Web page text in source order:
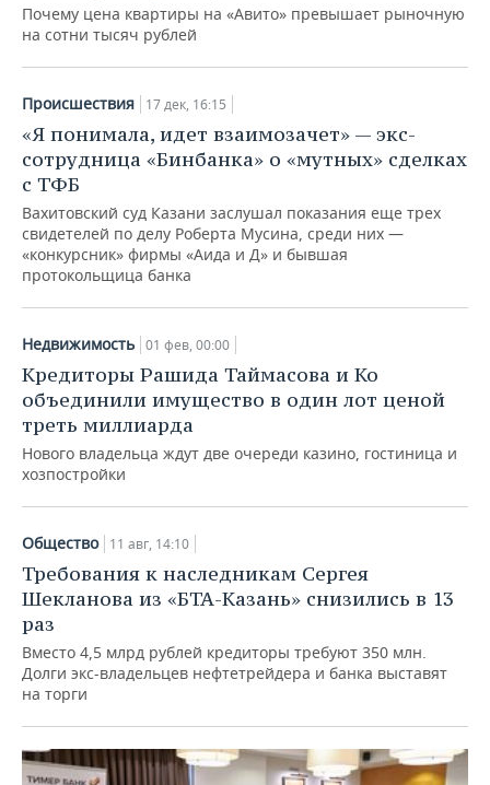
Почему цена квартиры на «Авито» превышает рыночную
на сотни тысяч рублей
Происшествия 17 дек, 16:15
«Я понимала, идет взаимозачет» — экс-
сотрудница «Бинбанка» о «мутных» сделках
с ТФБ
Вахитовский суд Казани заслушал показания еще трех
свидетелей по делу Роберта Мусина, среди них —
«конкурсник» фирмы «Аида и Д» и бывшая
протокольщица банка
Недвижимость 01 фев, 00:00
Кредиторы Рашида Таймасова и Ко
объединили имущество в один лот ценой
треть миллиарда
Нового владельца ждут две очереди казино, гостиница и
хозпостройки
Общество 11 авг, 14:10
Требования к наследникам Сергея
Шекланова из «БТА-Казань» снизились в 13
раз
Вместо 4,5 млрд рублей кредиторы требуют 350 млн.
Долги экс-владельцев нефтетрейдера и банка выставят
на торги